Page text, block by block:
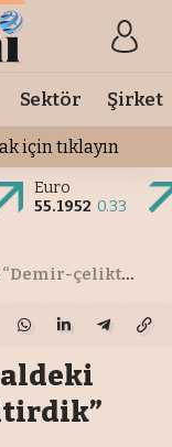
Sektör Şirket
için tıklayın
Euro
55.1952 0.33
“Demir-çelikte globaldeki rekabetçiliğimizi yitirdik”